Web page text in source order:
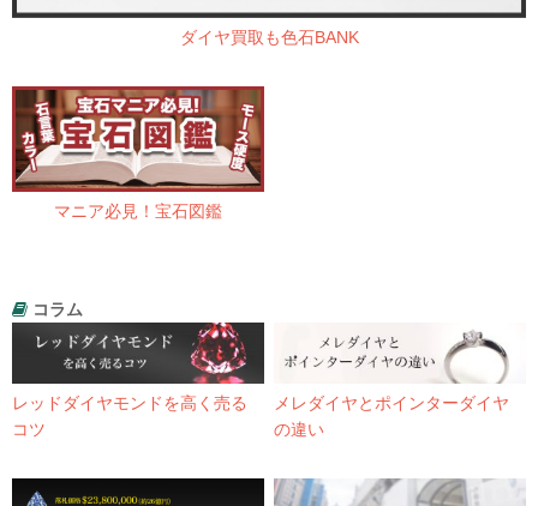
ダイヤ買取も色石BANK
マニア必見！宝石図鑑
コラム
レッドダイヤモンドを高く売る
コツ
メレダイヤとポインターダイヤ
の違い